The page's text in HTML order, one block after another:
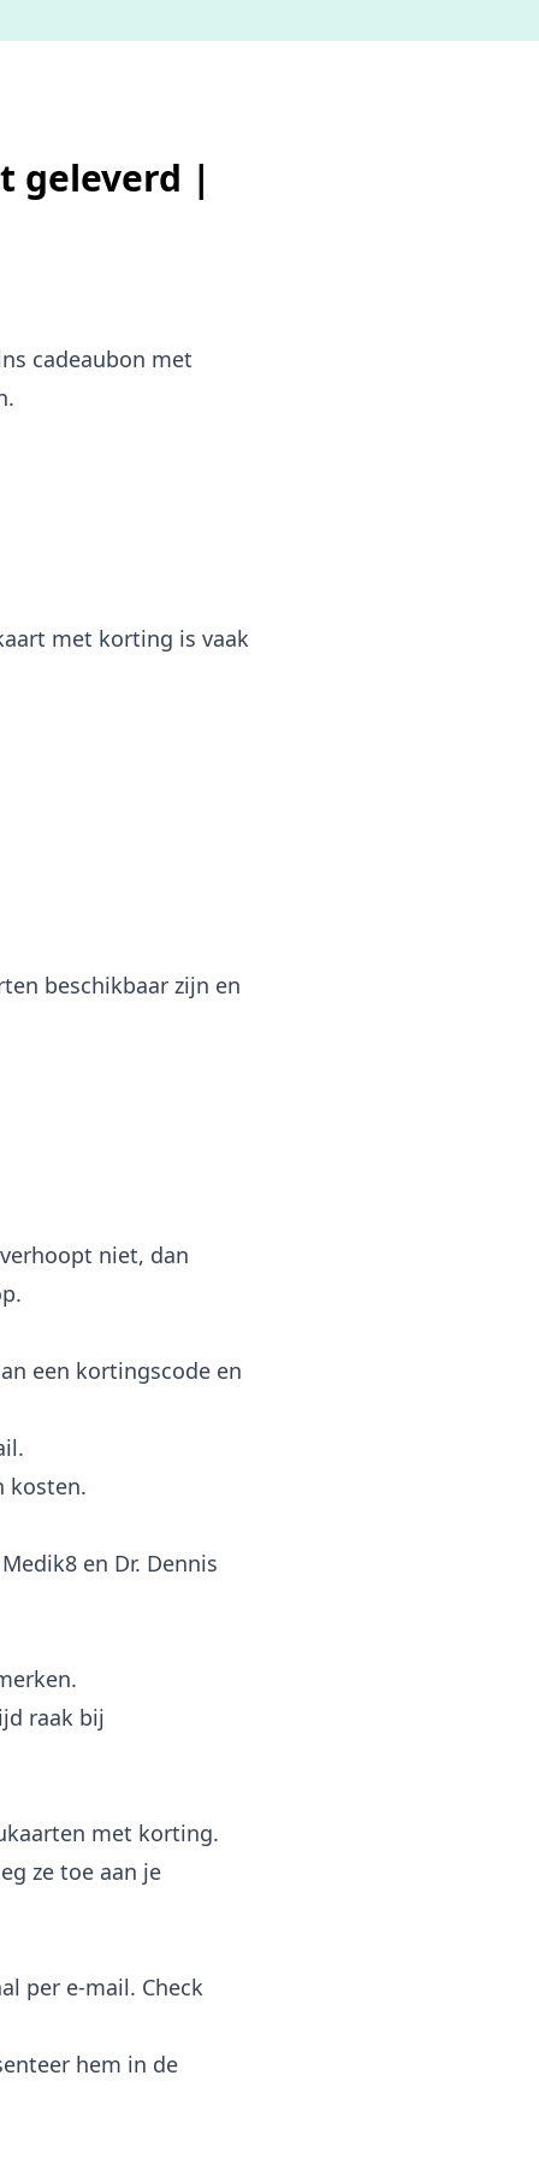
geleverd |
cadeaubon met
met korting is vaak
beschikbaar zijn en
niet, dan
een kortingscode en
kosten.
en Dr. Dennis
raak bij
met korting.
ze toe aan je
per e-mail. Check
hem in de